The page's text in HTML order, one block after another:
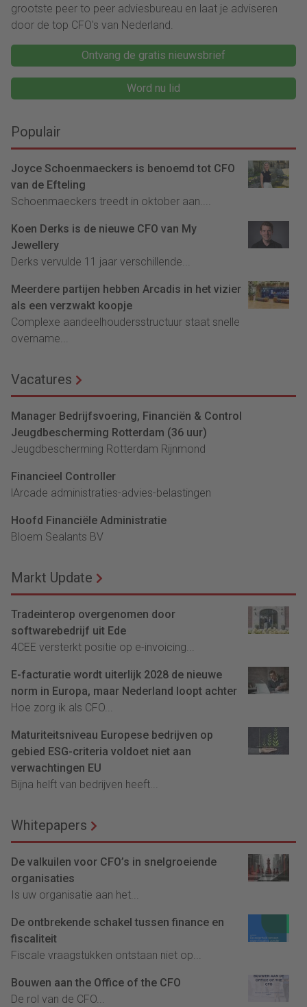
grootste peer to peer adviesbureau en laat je adviseren
door de top CFO's van Nederland.
Ontvang de gratis nieuwsbrief
Word nu lid
Populair
Joyce Schoenmaeckers is benoemd tot CFO
van de Efteling
Schoenmaeckers treedt in oktober aan....
Koen Derks is de nieuwe CFO van My
Jewellery
Derks vervulde 11 jaar verschillende...
Meerdere partijen hebben Arcadis in het vizier
als een verzwakt koopje
Complexe aandeelhoudersstructuur staat snelle
overname...
Vacatures
Manager Bedrijfsvoering, Financiën & Control
Jeugdbescherming Rotterdam (36 uur)
Jeugdbescherming Rotterdam Rijnmond
Financieel Controller
lArcade administraties-advies-belastingen
Hoofd Financiële Administratie
Bloem Sealants BV
Markt Update
Tradeinterop overgenomen door
softwarebedrijf uit Ede
4CEE versterkt positie op e-invoicing...
E-facturatie wordt uiterlijk 2028 de nieuwe
norm in Europa, maar Nederland loopt achter
Hoe zorg ik als CFO...
Maturiteitsniveau Europese bedrijven op
gebied ESG-criteria voldoet niet aan
verwachtingen EU
Bijna helft van bedrijven heeft...
Whitepapers
De valkuilen voor CFO’s in snelgroeiende
organisaties
Is uw organisatie aan het...
De ontbrekende schakel tussen finance en
fiscaliteit
Fiscale vraagstukken ontstaan niet op...
Bouwen aan the Office of the CFO
De rol van de CFO...